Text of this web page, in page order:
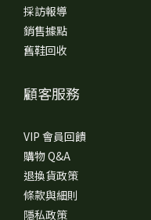
採訪報導
銷售據點
舊鞋回收
顧客服務
VIP 會員回饋
購物 Q&A
退換貨政策
條款與細則
隱私政策